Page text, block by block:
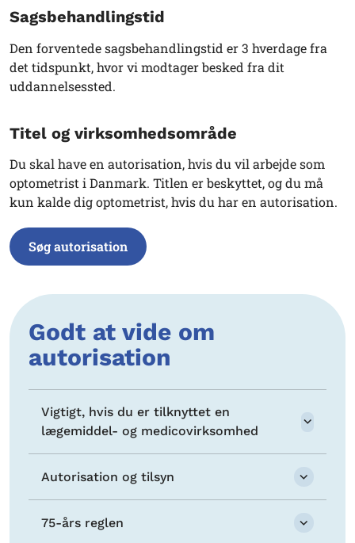
Sagsbehandlingstid
Den forventede sagsbehandlingstid er 3 hverdage fra
det tidspunkt, hvor vi modtager besked fra dit
uddannelsessted.
Titel og virksomhedsområde
Du skal have en autorisation, hvis du vil arbejde som
optometrist i Danmark. Titlen er beskyttet, og du må
kun kalde dig optometrist, hvis du har en autorisation.
Søg autorisation
Godt at vide om
autorisation
Vigtigt, hvis du er tilknyttet en
lægemiddel- og medicovirksomhed
Autorisation og tilsyn
75-års reglen